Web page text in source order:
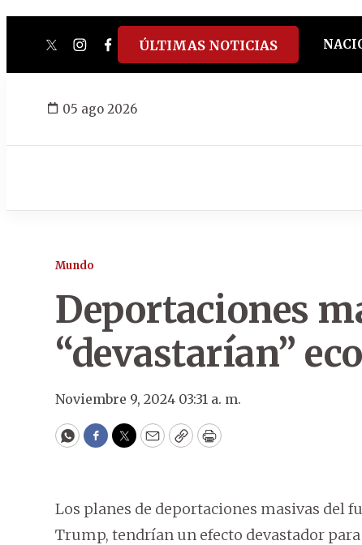
twitterinstagram
facebook
tiktokyoutube
spotify
ÚLTIMAS NOTICIAS
05 ago 2026
Mundo
Deportaciones
“devastarían”
Noviembre 9, 2024 03:31 a. m.
WhatsApp
Facebook
Twitter
EmailCopyPrint
Los planes de deportaciones masivas del
Trump, tendrían un efecto devastador